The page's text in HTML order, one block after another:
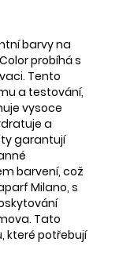
barvy na
probíhá s
Tento
a testování,
vysoce
a
garantují
barvení, což
Milano, s
Tato
které potřebují